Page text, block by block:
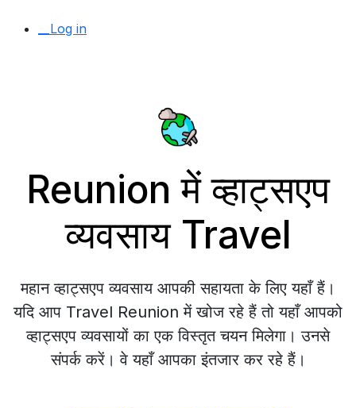
__Log in
Reunion में व्हाट्सएप
व्यवसाय Travel
महान व्हाट्सएप व्यवसाय आपकी सहायता के लिए यहाँ हैं।
यदि आप Travel Reunion में खोज रहे हैं तो यहाँ आपको
व्हाट्सएप व्यवसायों का एक विस्तृत चयन मिलेगा। उनसे
संपर्क करें। वे यहाँ आपका इंतजार कर रहे हैं।